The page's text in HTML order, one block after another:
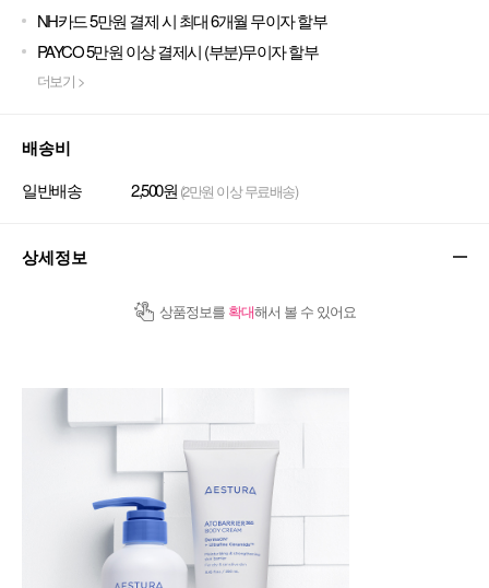
NH카드 5만원 결제 시 최대 6개월 무이자 할부
PAYCO 5만원 이상 결제시 (부분)무이자 할부
더보기 >
배송비
일반배송 2,500원 (2만원 이상 무료배송)
상세정보
상품정보를 확대해서 볼 수 있어요